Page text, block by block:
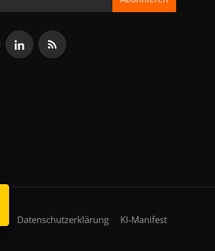
Datenschutzerklärung KI-Manifest